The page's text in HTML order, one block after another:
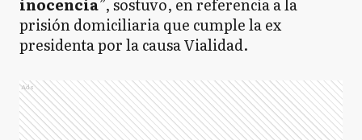
inocencia”, sostuvo, en referencia a la
prisión domiciliaria que cumple la ex
presidenta por la causa Vialidad.
Ads